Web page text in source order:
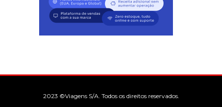
2023 ©Viagens S/A. Todos os direitos reservados.